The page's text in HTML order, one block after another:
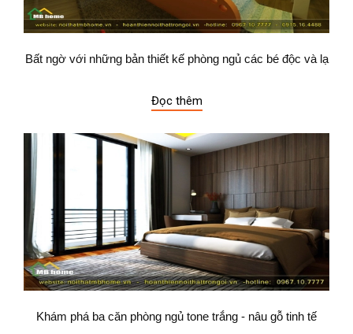
Bất ngờ với những bản thiết kế phòng ngủ các bé độc và lạ
Đọc thêm
Khám phá ba căn phòng ngủ tone trắng - nâu gỗ tinh tế